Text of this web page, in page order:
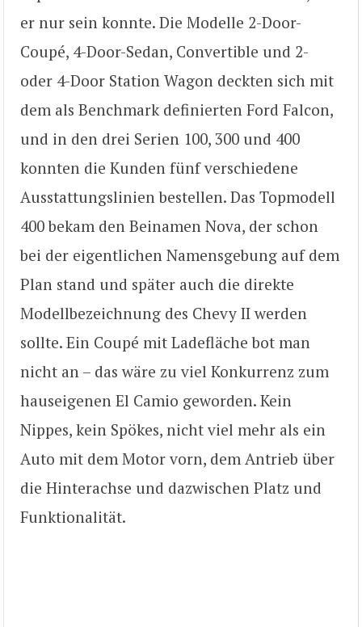
er nur sein konnte. Die Modelle 2-Door-
Coupé, 4-Door-Sedan, Convertible und 2-
oder 4-Door Station Wagon deckten sich mit
dem als Benchmark definierten Ford Falcon,
und in den drei Serien 100, 300 und 400
konnten die Kunden fünf verschiedene
Ausstattungslinien bestellen. Das Topmodell
400 bekam den Beinamen Nova, der schon
bei der eigentlichen Namensgebung auf dem
Plan stand und später auch die direkte
Modellbezeichnung des Chevy II werden
sollte. Ein Coupé mit Ladefläche bot man
nicht an – das wäre zu viel Konkurrenz zum
hauseigenen El Camio geworden. Kein
Nippes, kein Spökes, nicht viel mehr als ein
Auto mit dem Motor vorn, dem Antrieb über
die Hinterachse und dazwischen Platz und
Funktionalität.